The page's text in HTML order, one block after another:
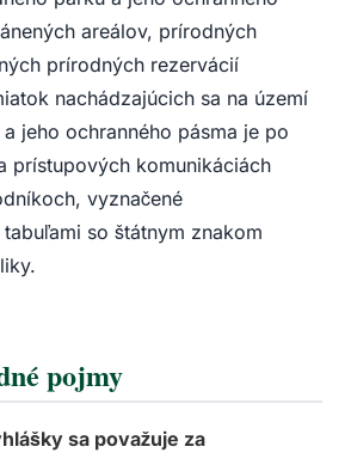
areálov, prírodných
prírodných rezervácií
nachádzajúcich sa na území
jeho ochranného pásma je po
prístupových komunikáciách
vyznačené
so štátnym znakom
pojmy
sa považuje za